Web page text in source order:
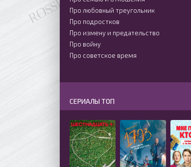
Про любовный треугольник
Про подростков
Про измену и предательство
Про войну
Про советское время
СЕРИАЛЫ ТОП